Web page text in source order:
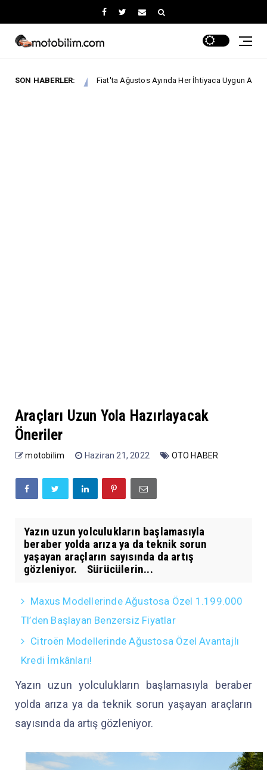
SON HABERLER:
Fiat'ta Ağustos Ayında Her İhtiyaca Uygun Avantaj! Ford
Araçları Uzun Yola Hazırlayacak
Öneriler
motobilim Haziran 21, 2022 OTO HABER
Yazın uzun yolculukların başlamasıyla
beraber yolda arıza ya da teknik sorun
yaşayan araçların sayısında da artış
gözleniyor. Sürücülerin...
Maxus Modellerinde Ağustosa Özel 1.199.000
Tl’den Başlayan Benzersiz Fiyatlar
Citroën Modellerinde Ağustosa Özel Avantajlı
Kredi İmkânları!
Yazın uzun yolculukların başlamasıyla beraber
yolda arıza ya da teknik sorun yaşayan araçların
sayısında da artış gözleniyor.